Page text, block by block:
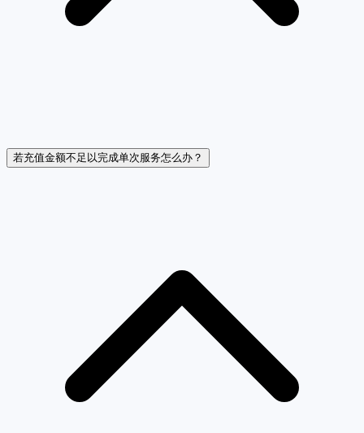
若充值金额不足以完成单次服务怎么办？